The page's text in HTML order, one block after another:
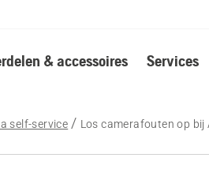
& accessoires Services
self-service Los camerafouten op